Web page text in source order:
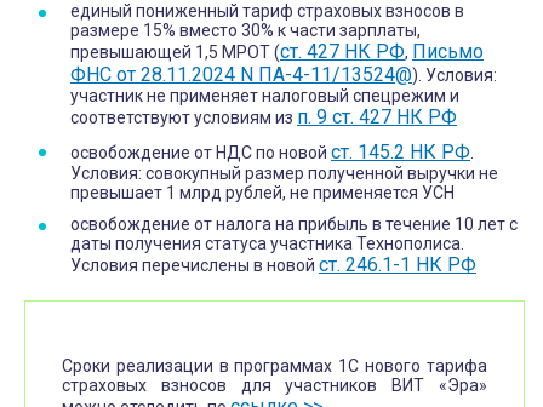
единый пониженный тариф страховых взносов в
размере 15% вместо 30% к части зарплаты,
превышающей 1,5 МРОТ (ст. 427 НК РФ, Письмо
ФНС от 28.11.2024 N ПА-4-11/13524@). Условия:
участник не применяет налоговый спецрежим и
соответствуют условиям из п. 9 ст. 427 НК РФ
освобождение от НДС по новой ст. 145.2 НК РФ
Условия: совокупный размер полученной выручки не
превышает 1 млрд рублей, не применяется УСН
освобождение от налога на прибыль в течение 10 лет с
даты получения статуса участника Технополиса.
Условия перечислены в новой ст. 246.1-1 НК РФ
Сроки реализации в программах 1С нового тарифа
страховых взносов для участников ВИТ «Эра»